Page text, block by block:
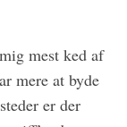
mest ked af
mere at byde
er der